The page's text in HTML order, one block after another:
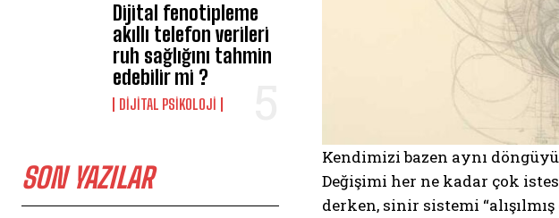
Dijital fenotipleme
akıllı telefon verileri
ruh sağlığını tahmin
edebilir mi ?
DIJITAL PSIKOLOJI
SON YAZILAR
Kendimizi bazen aynı
Değişimi her ne kadar çok
derken, sinir sistemi